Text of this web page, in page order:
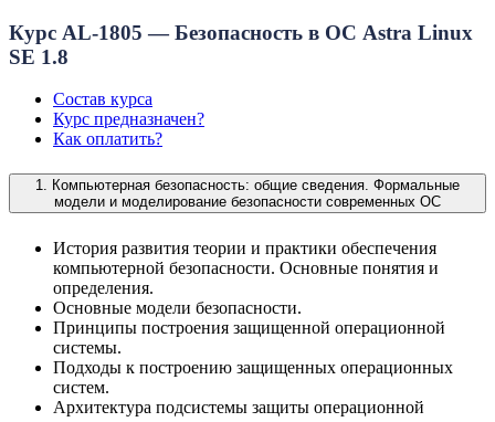
Курс AL-1805 — Безопасность в ОС Astra Linux
SE 1.8
Состав курса
Курс предназначен?
Как оплатить?
1. Компьютерная безопасность: общие сведения. Формальные
модели и моделирование безопасности современных ОС
История развития теории и практики обеспечения
компьютерной безопасности. Основные понятия и
определения.
Основные модели безопасности.
Принципы построения защищенной операционной
системы.
Подходы к построению защищенных операционных
систем.
Архитектура подсистемы защиты операционной